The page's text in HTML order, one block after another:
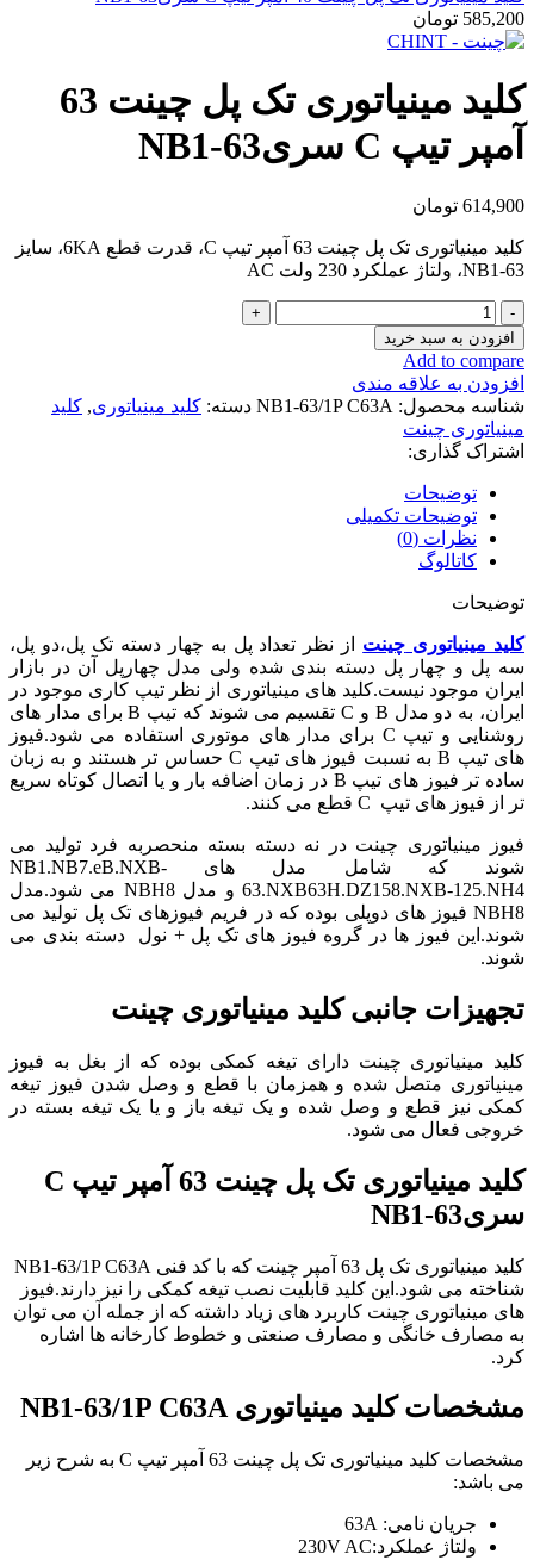
585,200 تومان
کلید مینیاتوری تک پل چینت 63
آمپر تیپ C سریNB1-63
614,900 تومان
کلید مینیاتوری تک پل چینت 63 آمپر تیپ C، قدرت قطع 6KA، سایز
NB1-63، ولتاژ عملکرد 230 ولت AC
کلید
مینیاتوری
تک
پل
چینت
63
آمپر
تیپ
C
سریNB1-
63
عدد
افزودن به سبد خرید
Add to compare
افزودن به علاقه مندی
شناسه محصول: NB1-63/1P C63A دسته: کلید مینیاتوری, کلید
مینیاتوری چینت
اشتراک گذاری:
توضیحات
توضیحات تکمیلی
نظرات (0)
کاتالوگ
توضیحات
کلید مینیاتوری چینت از نظر تعداد پل به چهار دسته تک پل،دو پل،
سه پل و چهار پل دسته بندی شده ولی مدل چهارپل آن در بازار
ایران موجود نیست.کلید های مینیاتوری از نظر تیپ کاری موجود در
ایران، به دو مدل B و C تقسیم می شوند که تیپ B برای مدار های
روشنایی و تیپ C برای مدار های موتوری استفاده می شود.فیوز
های تیپ B به نسبت فیوز های تیپ C حساس تر هستند و به زبان
ساده تر فیوز های تیپ B در زمان اضافه بار و یا اتصال کوتاه سریع
تر از فیوز های تیپ C قطع می کنند.
فیوز مینیاتوری چینت در نه دسته بسته منحصربه فرد تولید می
شوند که شامل مدل های NB1.NB7.eB.NXB-
63.NXB63H.DZ158.NXB-125.NH4 و مدل NBH8 می شود.مدل
NBH8 فیوز های دوپلی بوده که در فریم فیوزهای تک پل تولید می
شوند.این فیوز ها در گروه فیوز های تک پل + نول دسته بندی می
شوند.
تجهیزات جانبی کلید مینیاتوری چینت
کلید مینیاتوری چینت دارای تیغه کمکی بوده که از بغل به فیوز
مینیاتوری متصل شده و همزمان با قطع و وصل شدن فیوز تیغه
کمکی نیز قطع و وصل شده و یک تیغه باز و یا یک تیغه بسته در
خروجی فعال می شود.
کلید مینیاتوری تک پل چینت 63 آمپر تیپ C
سریNB1-63
کلید مینیاتوری تک پل 63 آمپر چینت که با کد فنی NB1-63/1P C63A
شناخته می شود.این کلید قابلیت نصب تیغه کمکی را نیز دارند.فیوز
های مینیاتوری چینت کاربرد های زیاد داشته که از جمله آن می توان
به مصارف خانگی و مصارف صنعتی و خطوط کارخانه ها اشاره
کرد.
مشخصاتکلید مینیاتوری NB1-63/1P C63A
مشخصات کلید مینیاتوری تک پل چینت 63 آمپر تیپ C به شرح زیر
می باشد:
جریان نامی: 63A
ولتاژ عملکرد:230V AC